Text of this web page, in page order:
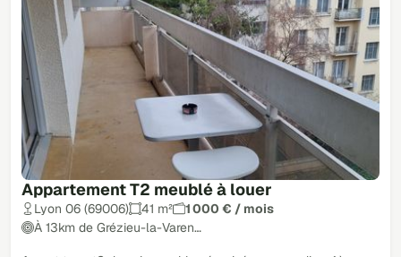
Appartement T2 meublé à louer
Lyon 06 (69006) 41 m²
1 000 € / mois
À 13km de Grézieu-la-Varen…